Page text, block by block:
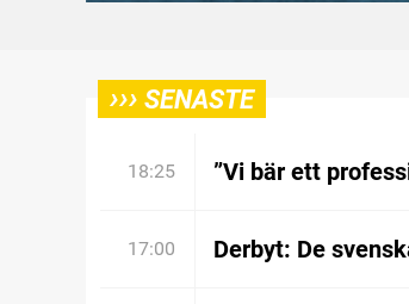
››› SENASTE
18:25 ”Vi bär ett
17:00 Derbyt: De